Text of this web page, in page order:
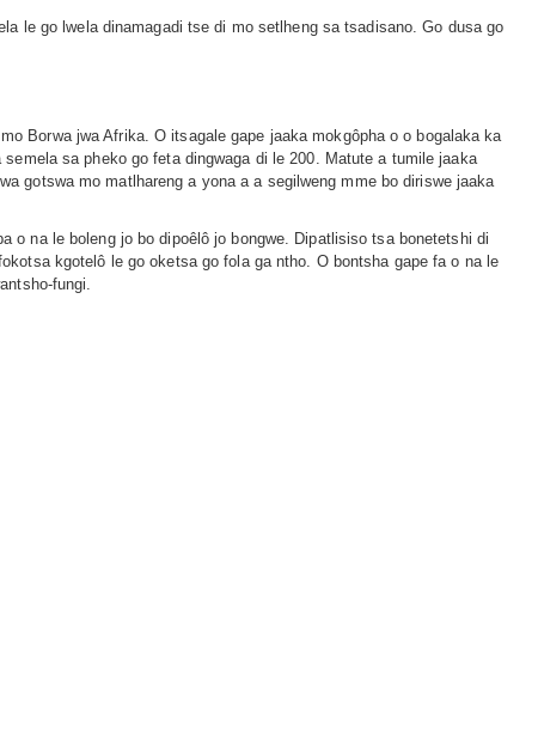
le go lwela dinamagadi tse di mo setlheng sa tsadisano. Go dusa go
Borwa jwa Afrika. O itsagale gape jaaka mokgôpha o o bogalaka ka
sa pheko go feta dingwaga di le 200. Matute a tumile jaaka
gotswa mo matlhareng a yona a a segilweng mme bo diriswe jaaka
o na le boleng jo bo dipoêlô jo bongwe. Dipatlisiso tsa bonetetshi di
kgotelô le go oketsa go fola ga ntho. O bontsha gape fa o na le
fungi.